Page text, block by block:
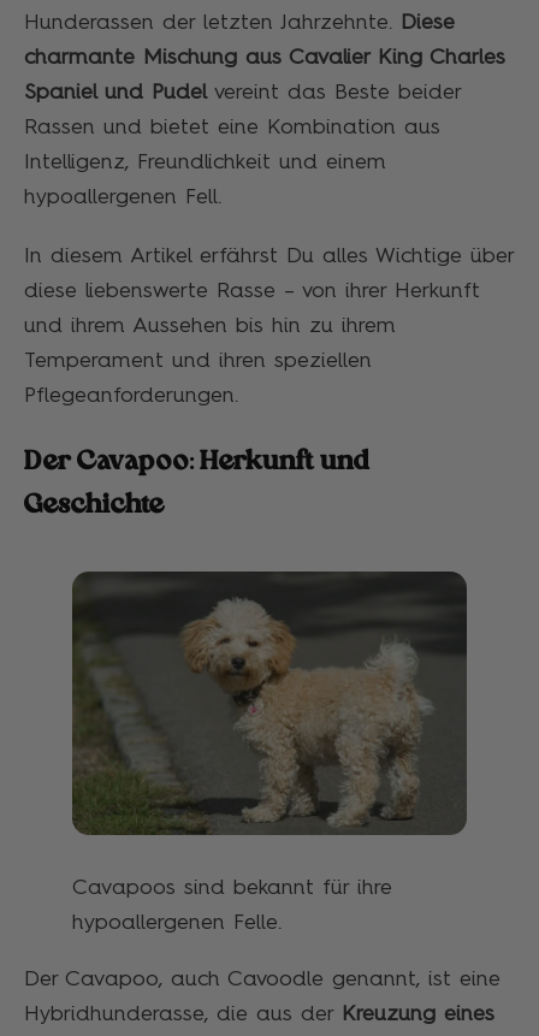
Hunderassen der letzten Jahrzehnte.
Diese
charmante Mischung aus Cavalier King Charles
Spaniel und Pudelvereint das Beste beider
Rassen und bietet eine Kombination aus
Intelligenz, Freundlichkeit und einem
hypoallergenen Fell.
In diesem Artikel erfährst Du alles Wichtige über
diese liebenswerte Rasse – von ihrer Herkunft
und ihrem Aussehen bis hin zu ihrem
Temperament und ihren speziellen
Pflegeanforderungen.
Der Cavapoo: Herkunft und
Geschichte
Cavapoos sind bekannt für ihre
hypoallergenen Felle.
Der Cavapoo, auch Cavoodle genannt, ist eine
Hybridhunderasse, die aus der Kreuzung eines